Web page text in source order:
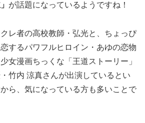
が話題になっているようですね！
レ者の高校教師・弘光と、ちょっぴ
するパワフルヒロイン・あゆの恋物
女漫画ちっくな「王道ストーリー」
竹内 涼真さんが出演しているとい
ら、気になっている方も多いことで